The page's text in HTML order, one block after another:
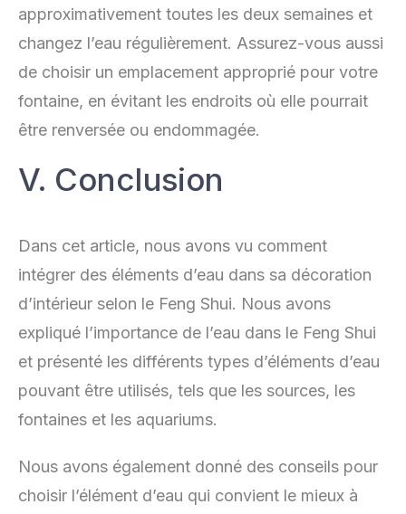
approximativement toutes les deux semaines et
changez l’eau régulièrement. Assurez-vous aussi
de choisir un emplacement approprié pour votre
fontaine, en évitant les endroits où elle pourrait
être renversée ou endommagée.
V. Conclusion
Dans cet article, nous avons vu comment
intégrer des éléments d’eau dans sa décoration
d’intérieur selon le Feng Shui. Nous avons
expliqué l’importance de l’eau dans le Feng Shui
et présenté les différents types d’éléments d’eau
pouvant être utilisés, tels que les sources, les
fontaines et les aquariums.
Nous avons également donné des conseils pour
choisir l’élément d’eau qui convient le mieux à